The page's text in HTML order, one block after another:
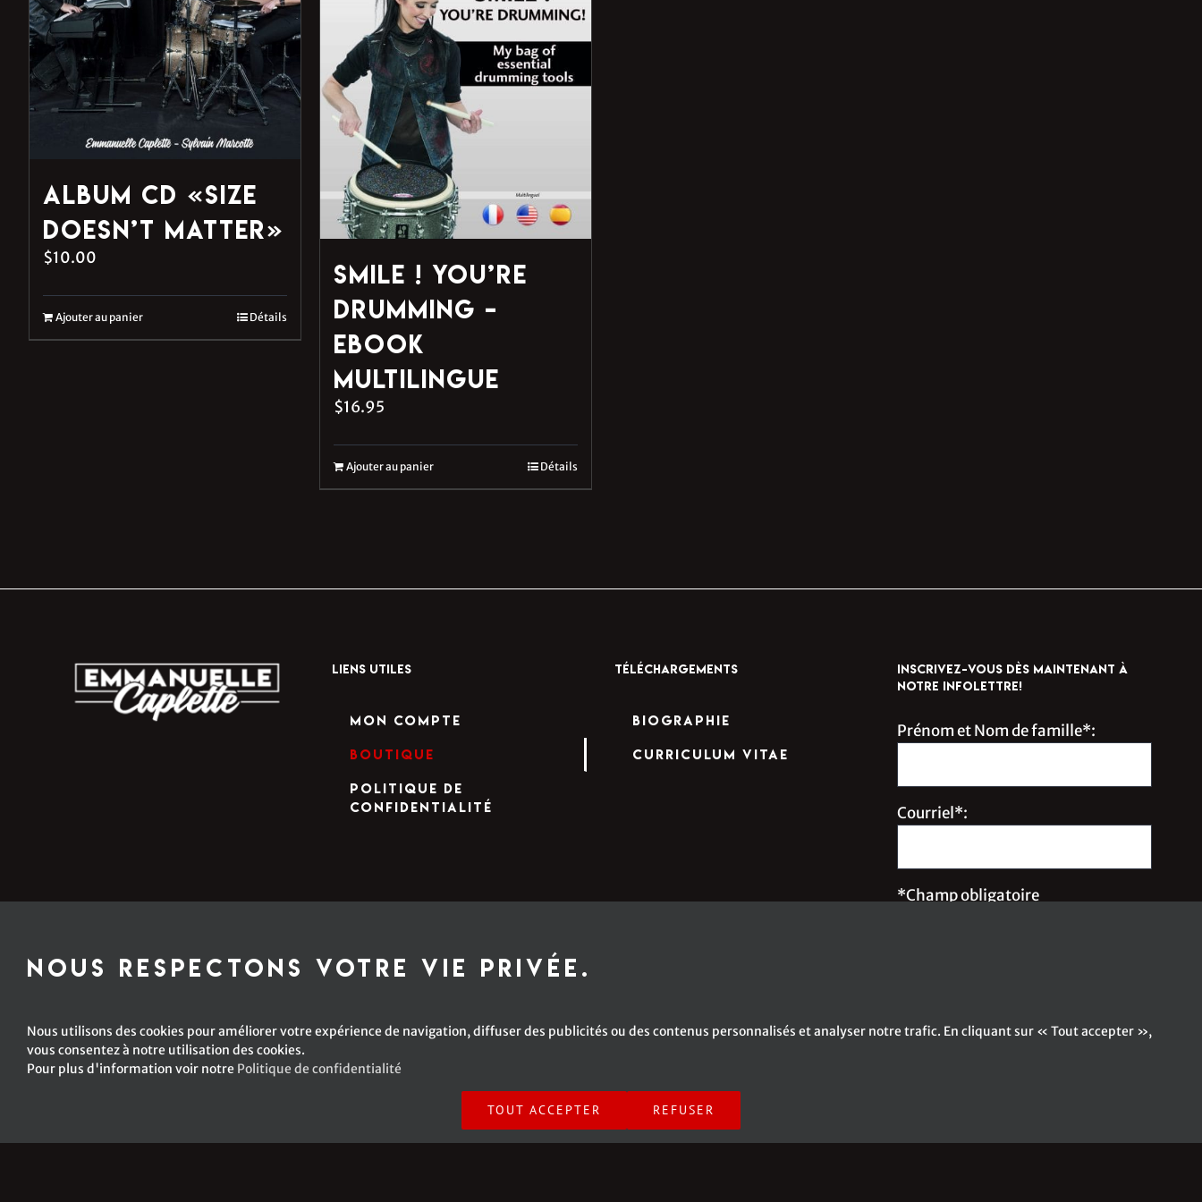
Album CD «Size
Doesn’t Matter»
$10.00
Ajouter au panier Détails
Smile ! You’re
Drumming –
eBook
multilingue
$16.95
Ajouter au panier Détails
LIENS UTILES
Mon compte
Boutique
Politique de
confidentialité
TÉLÉCHARGEMENTS
Biographie
Curriculum Vitae
INSCRIVEZ-VOUS DÈS MAINTENANT À
NOTRE INFOLETTRE!
Prénom et Nom de famille*:
Courriel*:
*Champ obligatoire
2026 Emmanuelle Caplette | All Rights Reserved | A Web Site bySV2 Marketing inc.
Nous respectons votre vie privée.
Nous utilisons des cookies pour améliorer votre expérience de navigation, diffuser des publicités ou des contenus personnalisés et analyser notre trafic. En cliquant sur « Tout accepter »,
vous consentez à notre utilisation des cookies.
Pour plus d'information voir notre Politique de confidentialité
TOUT ACCEPTER REFUSER